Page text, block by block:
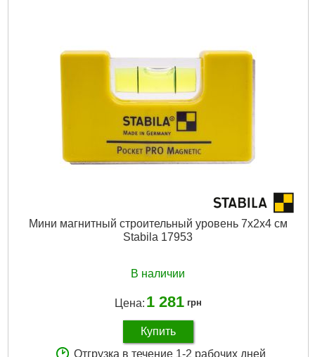
Мини магнитный строительный уровень 7х2х4 см
Stabila 17953
В наличии
Цена: 1 281 грн
Купить
Отгрузка в течение 1-2 рабочих дней